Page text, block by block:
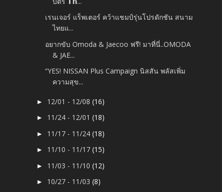
เรนเจอร์ แร็พเตอร์ คว้าแชมป์รุ่นโปรดักชัน สนาม
ไทยแ...
อยากขับ Omoda & Jaecoo ฟรี! มาที่นี่..OMODA
& JAE...
“YES! NISSAN Plus Campaign นิสสัน พลัสเพิ่ม
ความสุข...
► 12/01 - 12/08(16)
► 11/24 - 12/01(18)
► 11/17 - 11/24(18)
► 11/10 - 11/17(15)
► 11/03 - 11/10(12)
► 10/27 - 11/03(8)